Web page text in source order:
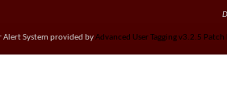
Alert System provided byAdvanced User Tagging v3.2.5 Patch